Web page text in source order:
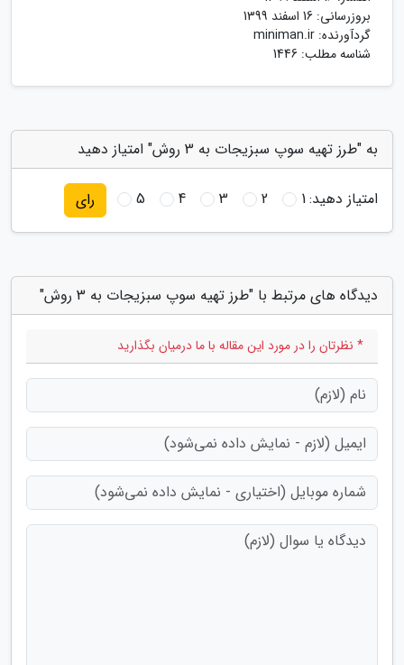
بروزرسانی: 16 اسفند 1399
گردآورنده: miniman.ir
شناسه مطلب: 1446
به "طرز تهیه سوپ سبزیجات به 3 روش" امتیاز دهید
امتیاز دهید:1
2
3
4
5 رای
دیدگاه های مرتبط با "طرز تهیه سوپ سبزیجات به 3 روش"
* نظرتان را در مورد این مقاله با ما درمیان بگذارید